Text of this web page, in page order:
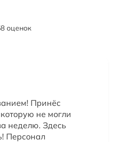
оценок
Принёс
не могли
неделю. Здесь
Персонал